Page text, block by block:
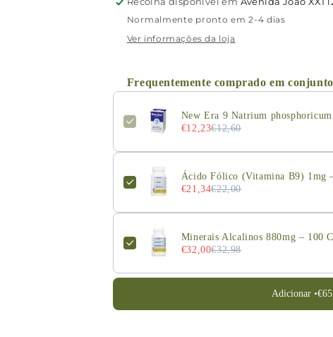
grânulos
grânulos
Normalmente pronto em 2-4 dias
Ver informações da loja
Frequentemente comprado em conjunto
New Era 9 Natrium
€12,23€12,60
Ácido Fólico (Vitamina B9) 1mg
€21,34€22,00
Minerais Alcalinos 880mg – 100
€32,00€32,98
Adicionar •